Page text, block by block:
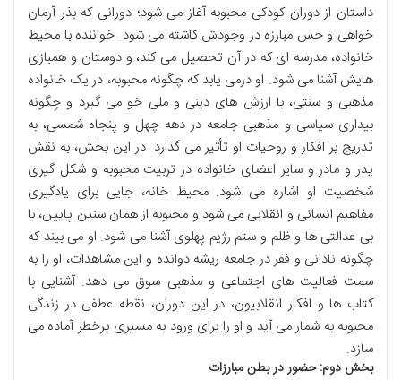
داستان از دوران کودکی محبوبه آغاز می شود؛ دورانی که بذر آرمان
خواهی و حس مبارزه در وجودش کاشته می شود. خواننده با محیط
خانواده، مدرسه ای که در آن تحصیل می کند، و دوستان و همبازی
هایش آشنا می شود. او درمی یابد که چگونه محبوبه، در یک خانواده
مذهبی و سنتی، با ارزش های دینی و ملی خو می گیرد و چگونه
بیداری سیاسی و مذهبی جامعه در دهه چهل و پنجاه شمسی، به
تدریج بر افکار و روحیات او تأثیر می گذارد. در این بخش، به نقش
پدر و مادر و سایر اعضای خانواده در تربیت محبوبه و شکل گیری
شخصیت او اشاره می شود. محیط خانه، جایی برای یادگیری
مفاهیم انسانی و انقلابی می شود و محبوبه از همان سنین پایین، با
بی عدالتی ها و ظلم و ستم رژیم پهلوی آشنا می شود. او می بیند که
چگونه نادانی و فقر در جامعه ریشه دوانده و این مشاهدات، او را به
سمت فعالیت های اجتماعی و مذهبی سوق می دهد. آشنایی با
کتاب ها و افکار انقلابیون، در این دوران، نقطه عطفی در زندگی
محبوبه به شمار می آید و او را برای ورود به مسیری پرخطر آماده می
سازد.
بخش دوم: حضور در بطن مبارزات